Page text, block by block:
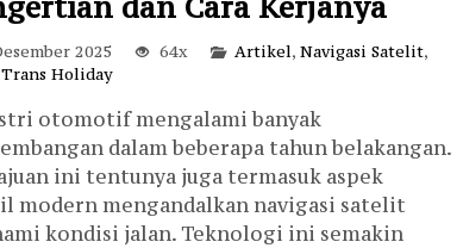
2025 64x Artikel, Navigasi Satelit,
Holiday
otomotif mengalami banyak
dalam beberapa tahun belakangan.
ini tentunya juga termasuk aspek
modern mengandalkan navigasi satelit
kondisi jalan. Teknologi ini semakin